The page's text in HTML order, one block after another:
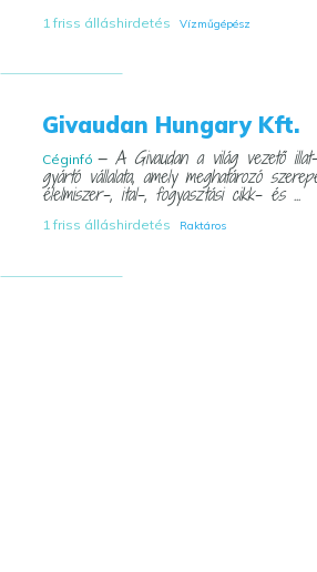
1 friss álláshirdetés Vízműgépész
Givaudan Hungary Kft.
Céginfó — A Givaudan a világ vezető
gyártó vállalata, amely meghatározó
élelmiszer-, ital-, fogyasztási cikk- és ...
1 friss álláshirdetés Raktáros